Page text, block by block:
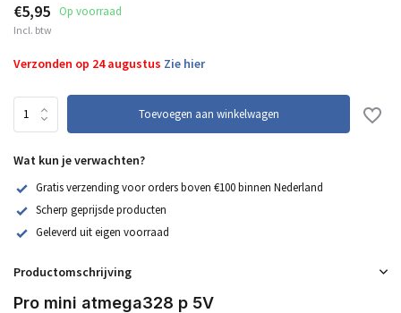
€5,95 Op voorraad
Incl. btw
Verzonden op 24 augustus Zie hier
Toevoegen aan winkelwagen
Wat kun je verwachten?
Gratis verzending voor orders boven €100 binnen Nederland
Scherp geprijsde producten
Geleverd uit eigen voorraad
Productomschrijving
Pro mini atmega328 p 5V